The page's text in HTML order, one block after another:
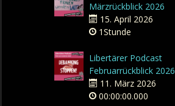
Märzrückblick 2026
15. April 2026
1Stunde
Libertärer Podcast
Februarrückblick 2026
11. März 2026
00:00:00.000